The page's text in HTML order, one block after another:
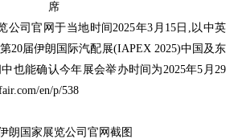
席
公司官网于当地时间2025年3月15日,以中英
20届伊朗国际汽配展(IAPEX 2025)中国及东
也能确认今年展会举办时间为2025年5月29
en/p/538
朗国家展览公司官网截图